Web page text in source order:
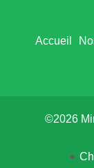
Accueil
©2026